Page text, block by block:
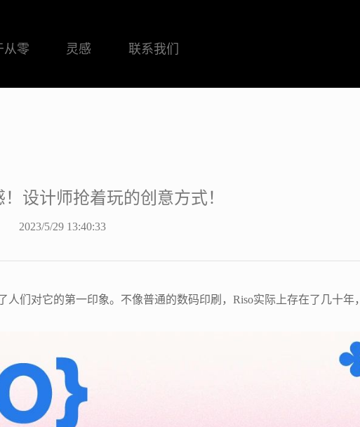
从零 灵感 联系我们
设计师抢着玩的创意方式！
2023/5/29 13:40:33
们对它的第一印象。不像普通的数码印刷，Riso实际上存在了几十